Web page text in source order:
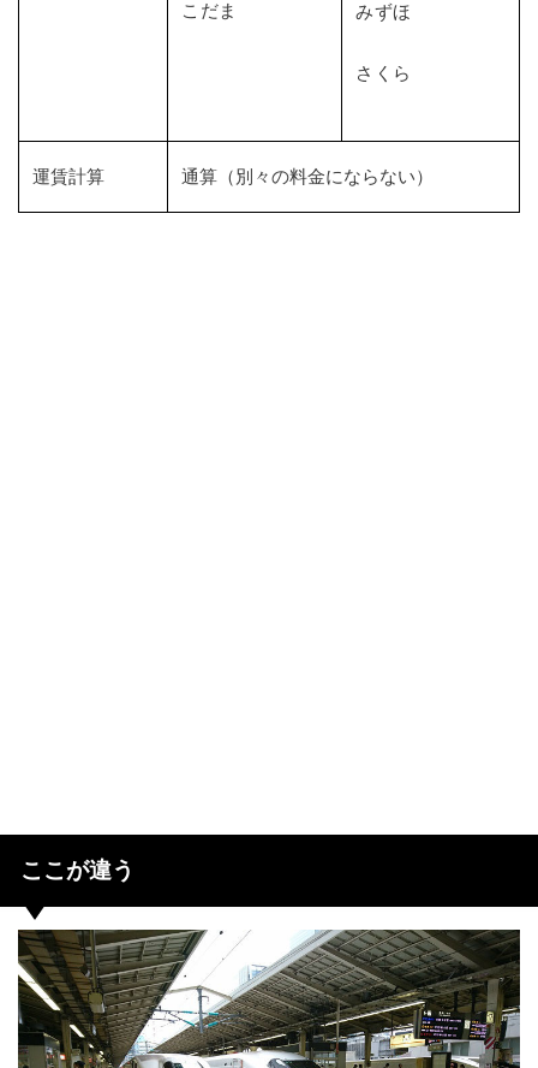
こだま みずほ
さくら
運賃計算 通算（別々の料金にならない）
ここが違う